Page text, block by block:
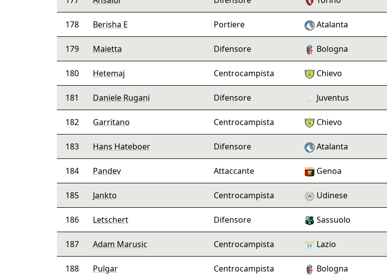
178 Berisha E Portiere Atalanta
179 Maietta Difensore Bologna
180 Hetemaj Centrocampista Chievo
181 Daniele Rugani Difensore Juventus
182 Garritano Centrocampista Chievo
183 Hans Hateboer Difensore Atalanta
184 Pandev Attaccante Genoa
185 Jankto Centrocampista Udinese
186 Letschert Difensore Sassuolo
187 Adam Marusic Centrocampista Lazio
188 Pulgar Centrocampista Bologna